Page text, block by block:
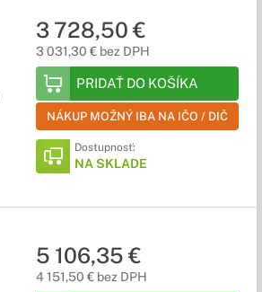
3 728,50 €
3 031,30 € bez DPH
PRIDAŤ DO KOŠÍKA
NÁKUP MOŽNÝ IBA NA IČO / DIČ
Dostupnosť:
NA SKLADE
5 106,35 €
4 151,50 € bez DPH